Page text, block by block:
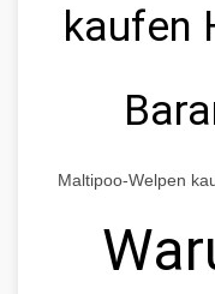
kaufen
Maltipoo-Welpen